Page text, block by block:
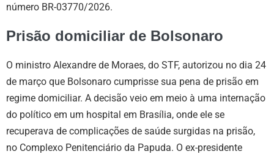
número BR-03770/2026.
Prisão domiciliar de Bolsonaro
O ministro Alexandre de Moraes, do STF, autorizou no dia 24
de março que Bolsonaro cumprisse sua pena de prisão em
regime domiciliar. A decisão veio em meio à uma internação
do político em um hospital em Brasília, onde ele se
recuperava de complicações de saúde surgidas na prisão,
no Complexo Penitenciário da Papuda. O ex-presidente